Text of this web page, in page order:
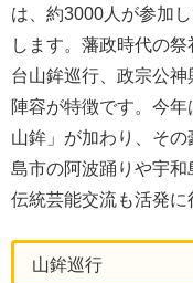
は、約3000人が参加
します。藩政時代の
台山鉾巡行、政宗公
陣容が特徴です。今
山鉾」が加わり、そ
島市の阿波踊りや宇
伝統芸能交流も活発に
山鉾巡行